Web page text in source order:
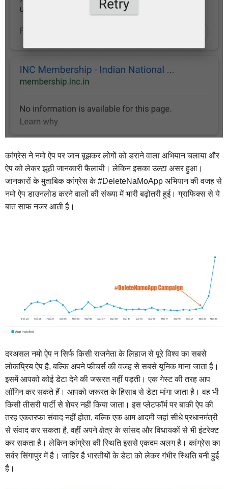
कांग्रेस ने नमो ऐप पर जान बूझकर लोगों को डराने वाला अभियान चलाया और
ऐप को लेकर झूठी जानकारी फैलायी। लेकिन इसका उल्टा असर हुआ।
जानकारों के मुताबिक कांग्रेस के #DeleteNaMoApp अभियान की वजह से
नमो ऐप डाउनलोड करने वालों की संख्या में भारी बढ़ोतरी हुई। ग्राफिक्स से ये
बात साफ नजर आती है।
दरअसल नमो ऐप न सिर्फ किसी राजनेता के लिहाज से पूरे विश्व का सबसे
लोकप्रिय ऐप है, बल्कि अपने फीचर्स की वजह से सबसे यूनिक माना जाता है।
इसमें आपको कोई डेटा देने की जरूरत नहीं पड़ती। एक गेस्ट की तरह आप
लॉगिन कर सकते हैं। आपको जरूरत के हिसाब से डेटा मांगा जाता है। वह भी
किसी तीसरी पार्टी से शेयर नहीं किया जाता। इस प्लेटफॉर्म पर बाकी ऐप की
तरह एकतरफा संवाद नहीं होता, बल्कि एक आम आदमी जहां सीधे प्रधानमंत्री
से संवाद कर सकता है, वहीं अपने क्षेत्र के सांसद और विधायकों से भी इंटरेक्ट
कर सकता है। लेकिन कांग्रेस की स्थिति इससे एकदम अलग है।कांग्रेस का
सर्वर सिंगापुर में है। जाहिर है भारतीयों के डेटा को लेकर गंभीर स्थिति बनी हुई
है।